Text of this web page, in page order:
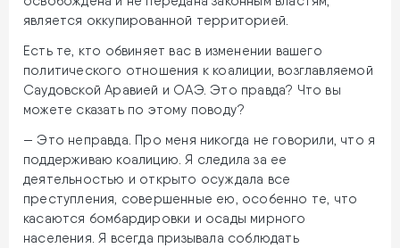
является оккупированной территорией.
Есть те, кто обвиняет вас в изменении вашего
политического отношения к коалиции, возглавляемой
Саудовской Аравией и ОАЭ. Это правда? Что вы
можете сказать по этому поводу?
— Это неправда. Про меня никогда не говорили, что я
поддерживаю коалицию. Я следила за ее
деятельностью и открыто осуждала все
преступления, совершенные ею, особенно те, что
касаются бомбардировки и осады мирного
населения. Я всегда призывала соблюдать